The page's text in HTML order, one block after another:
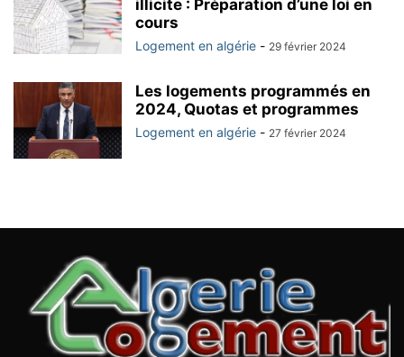
illicite : Préparation d’une loi en
cours
Logement en algérie - 29 février 2024
Les logements programmés en
2024, Quotas et programmes
Logement en algérie - 27 février 2024